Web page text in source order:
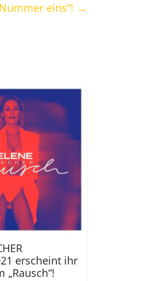
eins“! →
erscheint ihr
„Rausch“!